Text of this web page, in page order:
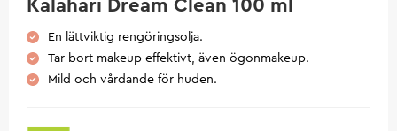
Kalahari Dream Clean 100 ml
En lättviktig rengöringsolja.
Tar bort makeup effektivt, även ögonmakeup.
Mild och vårdande för huden.